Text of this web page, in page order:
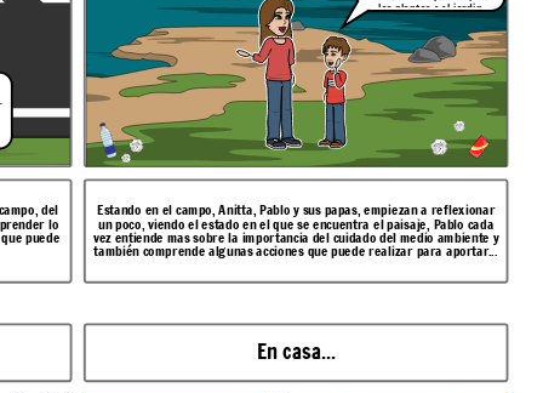
En casa...
del
lo
puede
Estando en el campo, Anitta, Pablo y sus papas, empiezan a reflexionar
un poco, viendo el estado en el que se encuentra elpaisaje, Pablo cada
vez entiende mas sobre la importancia del cuidado del medio ambiente y
también comprende algunas acciones que puede realizar para aportar...
las plantas o el jardin.